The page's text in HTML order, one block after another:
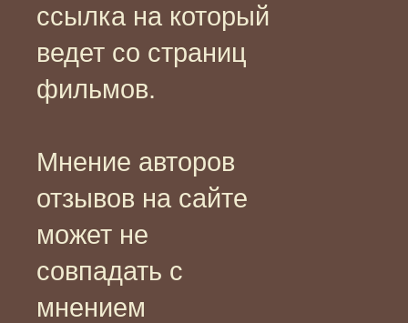
ссылка на который
ведет со страниц
фильмов.
Мнение авторов
отзывов на сайте
может не
совпадать с
мнением